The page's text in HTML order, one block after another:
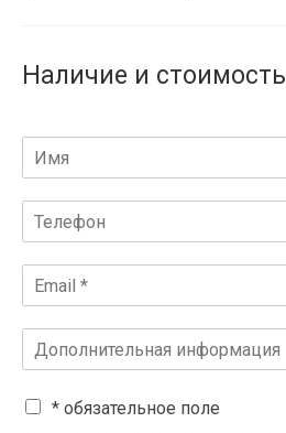
Наличие и стоимость
* обязательное поле